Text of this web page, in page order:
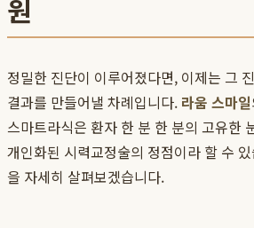
원
정밀한 진단이 이루어졌다면, 이제는 그
결과를 만들어낼 차례입니다. 라움 스마일
스마트라식은 환자 한 분 한 분의 고유한
개인화된 시력교정술의 정점이라 할 수
을 자세히 살펴보겠습니다.